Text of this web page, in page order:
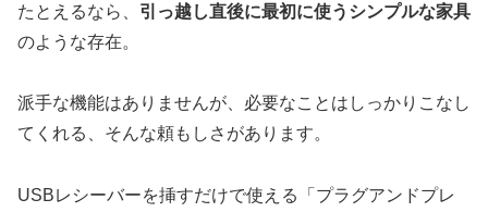
たとえるなら、 引っ越し直後に最初に使うシンプルな家具
のような存在。
派手な機能はありませんが、必要なことはしっかりこなし
てくれる、そんな頼もしさがあります。
USBレシーバーを挿すだけで使える「プラグアンドプレ